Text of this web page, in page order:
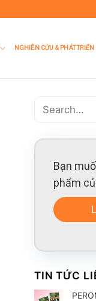
NGHIÊN CỨU & PHÁT TRIỂN
Bạn
phẩm
TIN TỨC